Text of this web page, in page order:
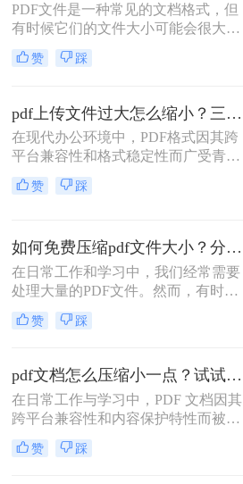
PDF文件是一种常见的文档格式，但
有时候它们的文件大小可能会很大，
难以通过电子邮件或其他方式共享。
在这种情况下，大家可以使用以下方
大了怎么变小吧。
赞 踩
pdf上传文件过大怎么缩小？三招助你轻松缩小！
在现代办公环境中，PDF格式因其跨
平台兼容性和格式稳定性而广受青
睐。然而，高清图片、复杂布局和丰
富内容往往导致PDF文件体积庞大，
绍三种简单实用的PDF压缩技巧，助
你轻松优化PDF文件，提升文档传输
效率。
赞 踩
如何免费压缩pdf文件大小？分享二个实用压缩方法！
在日常工作和学习中，我们经常需要
处理大量的PDF文件。然而，有时候
PDF文件过大，不仅占用存储空间，
还会影响上传和分享的速度。为了解
文将介绍两种免费压缩PDF文件大小
的方法。
赞 踩
pdf文档怎么压缩小一点？试试这5个压缩方法！
在日常工作与学习中，PDF 文档因其
跨平台兼容性和内容保护特性而被广
泛使用。然而，当 PDF 文件中包含大
量高分辨率图片、内嵌字体或复杂图
赞 踩